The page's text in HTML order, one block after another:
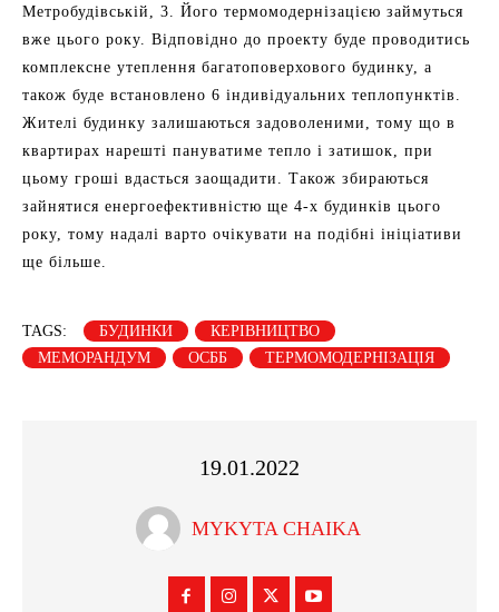
Метробудівській, 3. Його термомодернізацією займуться
вже цього року. Відповідно до проекту буде проводитись
комплексне утеплення багатоповерхового будинку, а
також буде встановлено 6 індивідуальних теплопунктів.
Жителі будинку залишаються задоволеними, тому що в
квартирах нарешті пануватиме тепло і затишок, при
цьому гроші вдасться заощадити. Також збираються
зайнятися енергоефективністю ще 4-х будинків цього
року, тому надалі варто очікувати на подібні ініціативи
ще більше.
TAGS: БУДИНКИ
КЕРІВНИЦТВО
МЕМОРАНДУМ
ОСББ ТЕРМОМОДЕРНІЗАЦІЯ
19.01.2022
MYKYTA CHAIKA